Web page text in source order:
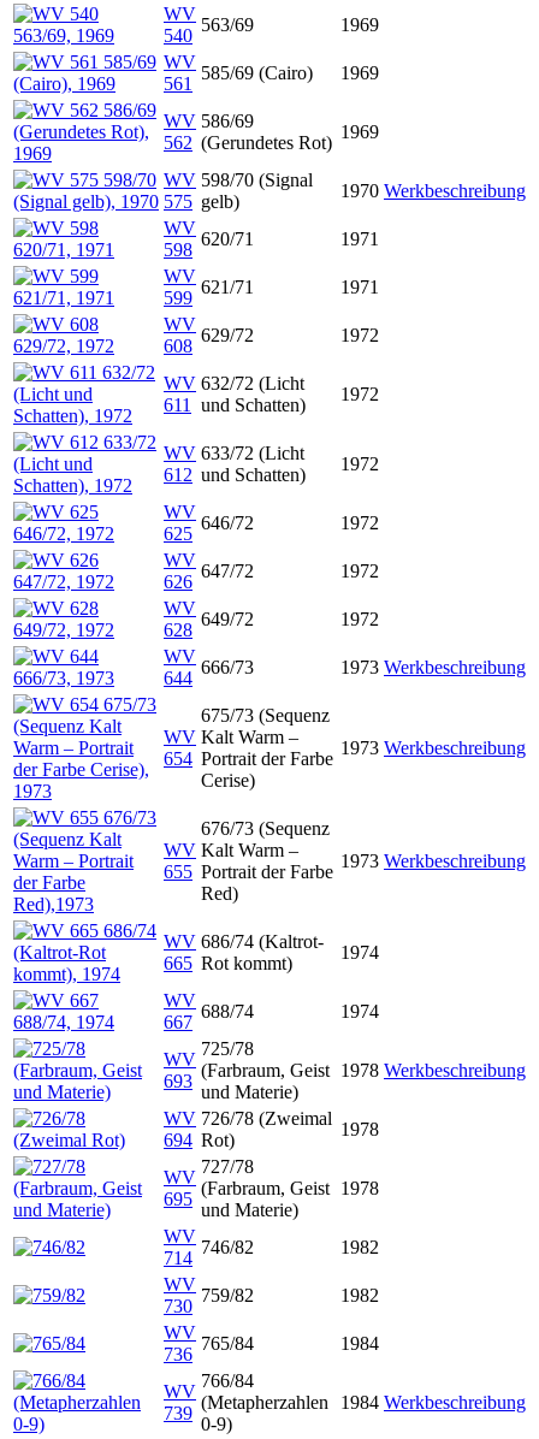
WV
540
563/69
1969
WV
561
585/69 (Cairo) 1969
WV
562
586/69
(Gerundetes Rot)
1969
WV
575
598/70 (Signal
gelb)
1970 Werkbeschreibung
WV
598
620/71
1971
WV
599
621/71
1971
WV
608
629/72 1972
WV
611
632/72 (Licht
und Schatten)
1972
WV
612
633/72 (Licht
und Schatten)
1972
WV
625
646/72
1972
WV
626
647/72
1972
WV
628
649/72
1972
WV
644
666/73 1973 Werkbeschreibung
WV
654
675/73 (Sequenz
Kalt Warm –
Portrait der Farbe
Cerise)
1973 Werkbeschreibung
WV
655
676/73 (Sequenz
Kalt Warm –
Portrait der Farbe
Red)
1973 Werkbeschreibung
WV
665
686/74 (Kaltrot-
Rot kommt)
1974
WV
667
688/74 1974
WV
693
725/78
(Farbraum, Geist
und Materie)
1978 Werkbeschreibung
WV
694
726/78 (Zweimal
Rot)
1978
WV
695
727/78
(Farbraum, Geist
und Materie)
1978
WV
714
746/82
1982
WV
730
759/82
1982
WV
736
765/84 1984
WV
739
766/84
(Metapherzahlen
0-9)
1984 Werkbeschreibung